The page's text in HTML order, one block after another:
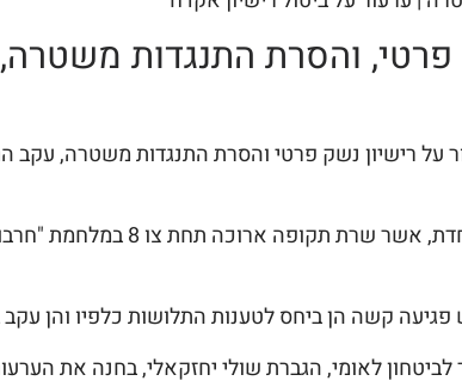
והסרת התנגדות משטרה,
על רישיון נשק פרטי והסרת התנגדות משטרה, עקב
למשרדנו פנה בחור צעיר,
קשה הן ביחס לטענות התלושות כלפיו והן
לביטחון לאומי, הגברת שולי יחזקאלי, בחנה את